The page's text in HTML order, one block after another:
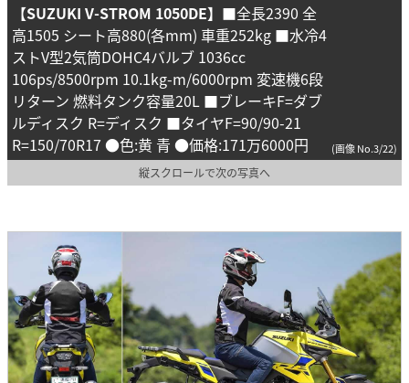
【SUZUKI V-STROM 1050DE】 ■全長2390 全
高1505 シート高880(各mm) 車重252kg ■水冷4
ストV型2気筒DOHC4バルブ 1036cc
106ps/8500rpm 10.1kg-m/6000rpm 変速機6段
リターン 燃料タンク容量20L ■ブレーキF=ダブ
ルディスク R=ディスク ■タイヤF=90/90-21
R=150/70R17 ●色:黄 青 ●価格:171万6000円
(画像 No.3/22)
縦スクロールで次の写真へ